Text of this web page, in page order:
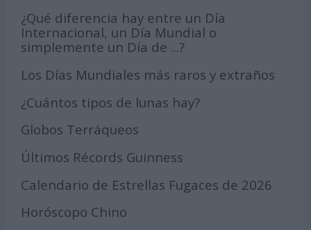
¿Qué diferencia hay entre un Día
Internacional, un Día Mundial o
simplemente un Día de ...?
Los Días Mundiales más raros y extraños
¿Cuántos tipos de lunas hay?
Globos Terráqueos
Últimos Récords Guinness
Calendario de Estrellas Fugaces de 2026
Horóscopo Chino